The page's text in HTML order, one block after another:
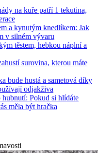
na kuře patří 1 tekutina,
a kynutým knedlíkem: Jak
v silném vývaru
těstem, hebkou náplní a
surovina, kterou máte
bude hustá a sametová díky
odjakživa
Pokud si hlídáte
měla být hračka